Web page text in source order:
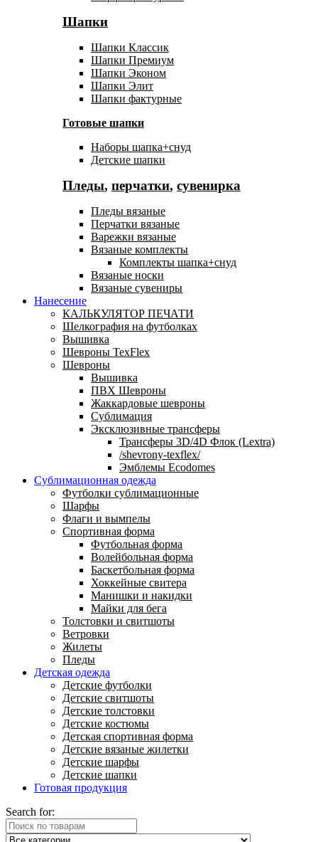
Шапки
Шапки Классик
Шапки Премиум
Шапки Эконом
Шапки Элит
Шапки фактурные
Готовые шапки
Наборы шапка+снуд
Детские шапки
Пледы, перчатки, сувенирка
Пледы вязаные
Перчатки вязаные
Варежки вязаные
Вязаные комплекты
Комплекты шапка+снуд
Вязаные носки
Вязаные сувениры
Нанесение
КАЛЬКУЛЯТОР ПЕЧАТИ
Шелкография на футболках
Вышивка
Шевроны TexFlex
Шевроны
Вышивка
ПВХ Шевроны
Жаккардовые шевроны
Сублимация
Эксклюзивные трансферы
Трансферы 3D/4D Флок (Lextra)
/shevrony-texflex/
Эмблемы Ecodomes
Сублимационная одежда
Футболки сублимационные
Шарфы
Флаги и вымпелы
Спортивная форма
Футбольная форма
Волейбольная форма
Баскетбольная форма
Хоккейные свитера
Манишки и накидки
Майки для бега
Толстовки и свитшоты
Ветровки
Жилеты
Пледы
Детская одежда
Детские футболки
Детские свитшоты
Детские толстовки
Детские костюмы
Детская спортивная форма
Детские вязаные жилетки
Детские шарфы
Детские шапки
Готовая продукция
Search for: